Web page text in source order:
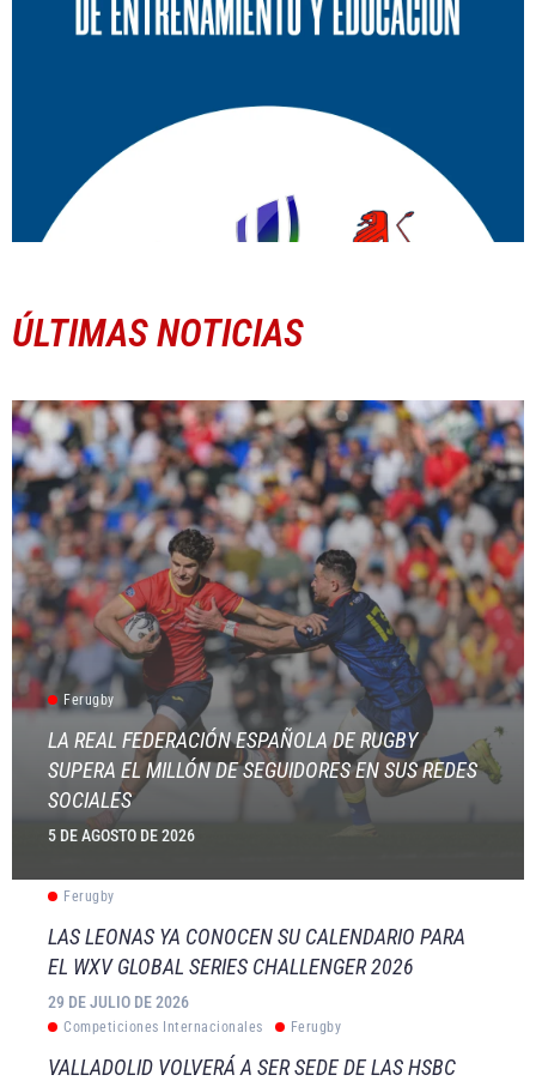
ÚLTIMAS NOTICIAS
Ferugby
LA REAL FEDERACIÓN ESPAÑOLA DE RUGBY
SUPERA EL MILLÓN DE SEGUIDORES EN SUS REDES
SOCIALES
5 DE AGOSTO DE 2026
Ferugby
LAS LEONAS YA CONOCEN SU CALENDARIO PARA
EL WXV GLOBAL SERIES CHALLENGER 2026
29 DE JULIO DE 2026
Competiciones Internacionales Ferugby
VALLADOLID VOLVERÁ A SER SEDE DE LAS HSBC